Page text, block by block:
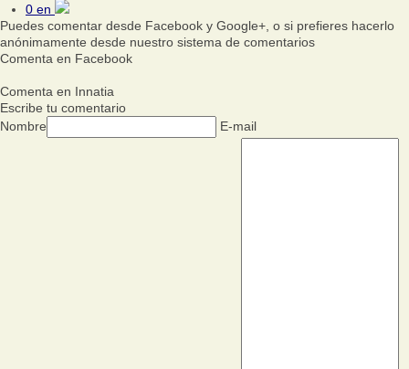
0 en
Puedes comentar desde Facebook y Google+, o si prefieres hacerlo
anónimamente desde nuestro sistema de comentarios
Comenta en Facebook
Comenta en Innatia
Escribe tu comentario
Nombre
E-mail